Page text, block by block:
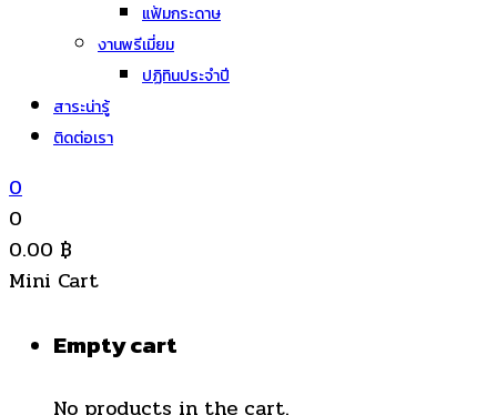
แฟ้มกระดาษ
งานพรีเมี่ยม
ปฏิทินประจำปี
สาระน่ารู้
ติดต่อเรา
0
0
0.00 ฿
Mini Cart
Empty cart
No products in the cart.